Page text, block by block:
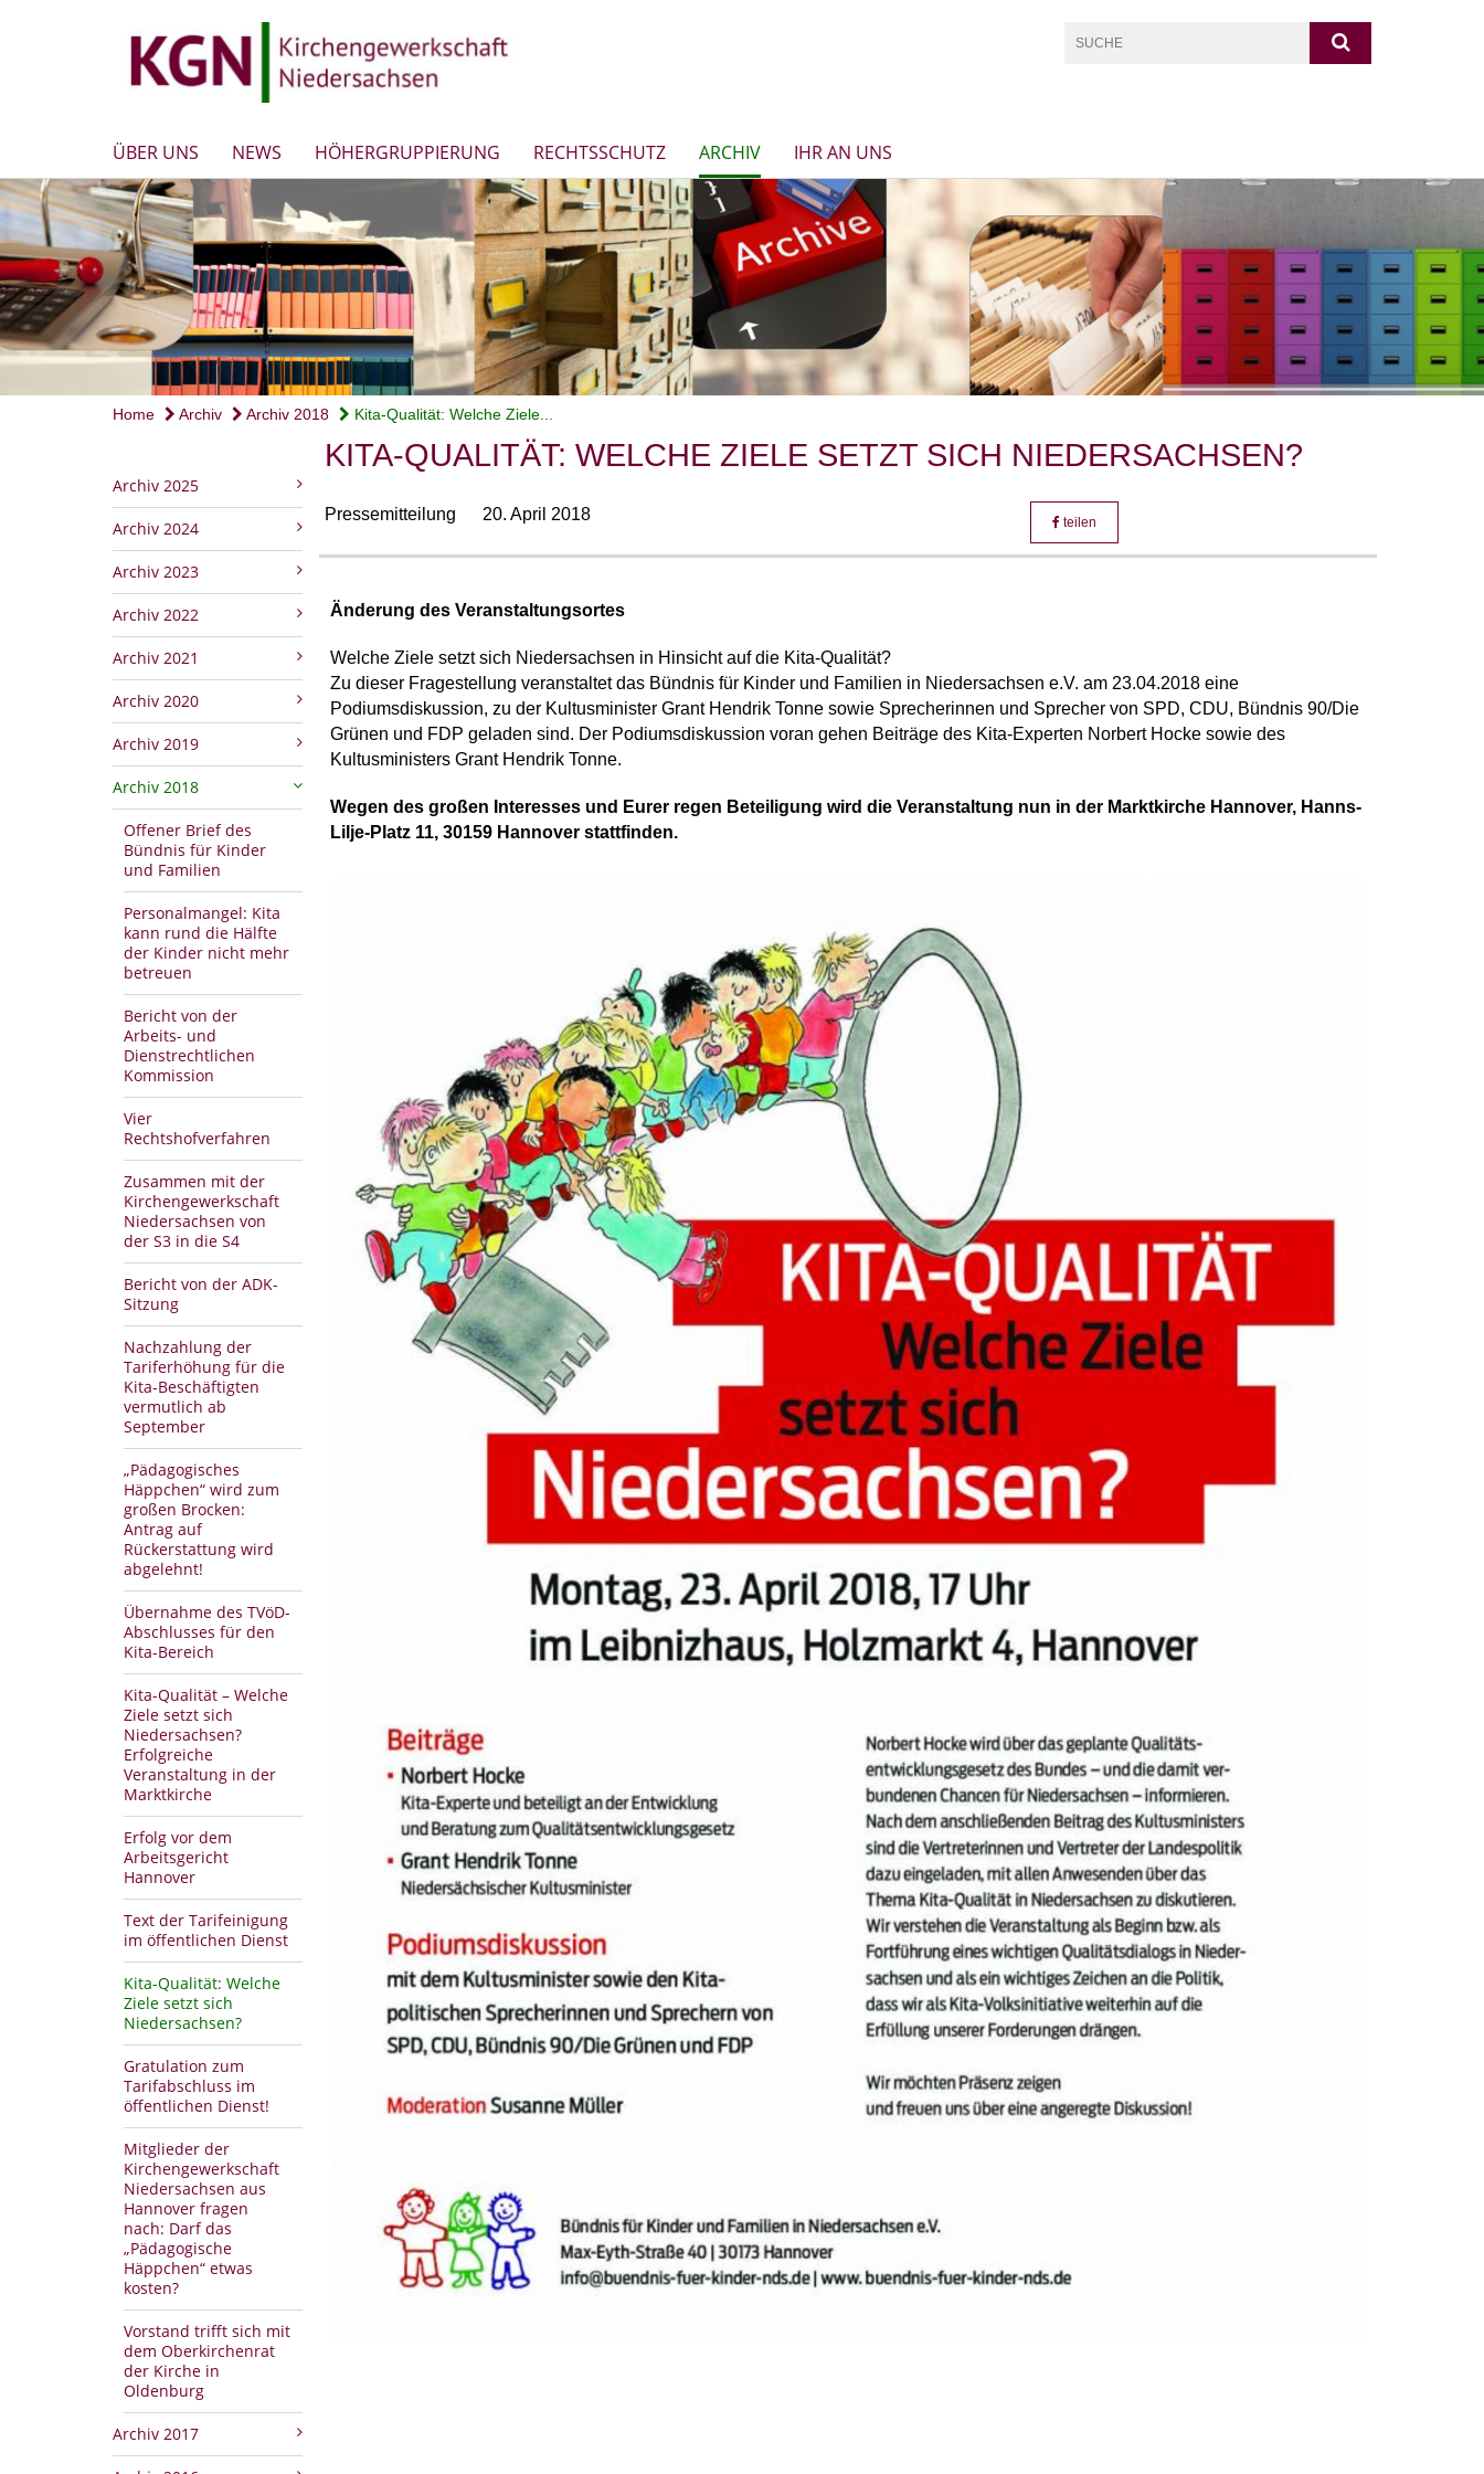
ÜBER UNS NEWS HÖHERGRUPPIERUNG RECHTSSCHUTZ ARCHIV IHR AN UNS
Home Archiv Archiv 2018 Kita-Qualität: Welche Ziele...
Archiv 2025
Archiv 2024
Archiv 2023
Archiv 2022
Archiv 2021
Archiv 2020
Archiv 2019
Archiv 2018
Offener Brief des
Bündnis für Kinder
und Familien
Personalmangel: Kita
kann rund die Hälfte
der Kinder nicht mehr
betreuen
Bericht von der
Arbeits- und
Dienstrechtlichen
Kommission
Vier
Rechtshofverfahren
Zusammen mit der
Kirchengewerkschaft
Niedersachsen von
der S3 in die S4
Bericht von der ADK-
Sitzung
Nachzahlung der
Tariferhöhung für die
Kita-Beschäftigten
vermutlich ab
September
„Pädagogisches
Häppchen“ wird zum
großen Brocken:
Antrag auf
Rückerstattung wird
abgelehnt!
Übernahme des TVöD-
Abschlusses für den
Kita-Bereich
Kita-Qualität – Welche
Ziele setzt sich
Niedersachsen?
Erfolgreiche
Veranstaltung in der
Marktkirche
Erfolg vor dem
Arbeitsgericht
Hannover
Text der Tarifeinigung
im öffentlichen Dienst
Kita-Qualität: Welche
Ziele setzt sich
Niedersachsen?
Gratulation zum
Tarifabschluss im
öffentlichen Dienst!
Mitglieder der
Kirchengewerkschaft
Niedersachsen aus
Hannover fragen
nach: Darf das
„Pädagogische
Häppchen“ etwas
kosten?
Vorstand trifft sich mit
dem Oberkirchenrat
der Kirche in
Oldenburg
Archiv 2017
KITA-QUALITÄT: WELCHE ZIELE SETZT SICH NIEDERSACHSEN?
Pressemitteilung 20. April 2018 teilen
Änderung des Veranstaltungsortes
Welche Ziele setzt sich Niedersachsen in Hinsicht auf die Kita-Qualität?
Zu dieser Fragestellung veranstaltet das Bündnis für Kinder und Familien in Niedersachsen e.V. am 23.04.2018 eine
Podiumsdiskussion, zu der Kultusminister Grant Hendrik Tonne sowie Sprecherinnen und Sprecher von SPD, CDU, Bündnis 90/Die
Grünen und FDP geladen sind. Der Podiumsdiskussion voran gehen Beiträge des Kita-Experten Norbert Hocke sowie des
Kultusministers Grant Hendrik Tonne.
Wegen des großen Interesses und Eurer regen Beteiligung wird die Veranstaltung nun in der Marktkirche Hannover, Hanns-
Lilje-Platz 11, 30159 Hannover stattfinden.